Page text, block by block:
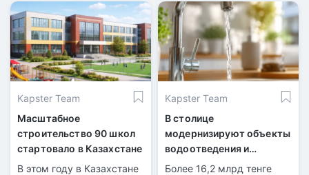
Kapster Team
Масштабное
строительство 90 школ
стартовало в Казахстане
В этом году в Казахстане
Kapster Team
В столице
модернизируют объекты
водоотведения и
энергетики
Более 16,2 млрд тенге